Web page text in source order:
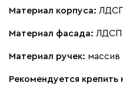
Материал корпуса:
Материал фасада: ЛДСП
Материал ручек: массив
Рекомендуется крепить